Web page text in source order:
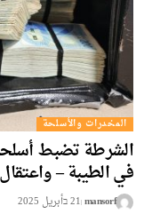
المخدرات والأسلحة
الشرطة تضبط
في الطيبة – واعتقال 3
mansorf 21 בأبريل 2025